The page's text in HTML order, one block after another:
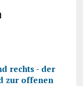
rechts - der
zur offenen